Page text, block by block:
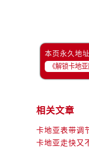
本页永久地址
相关文章
卡地亚表带调
卡地亚走快又